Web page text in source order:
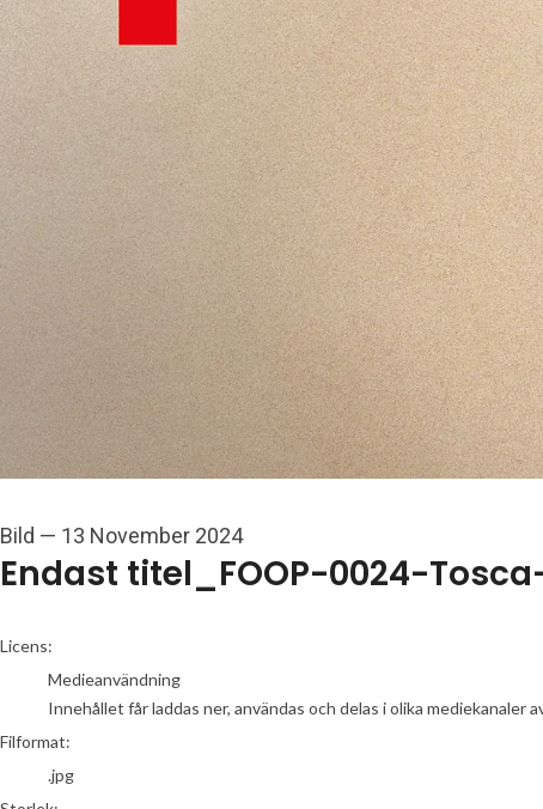
Bild — 13 November 2024
Endast titel_FOOP-0024-
go to media item
Licens:
Medieanvändning
Innehållet får laddas ner, användas och delas i olika
Filformat:
.jpg